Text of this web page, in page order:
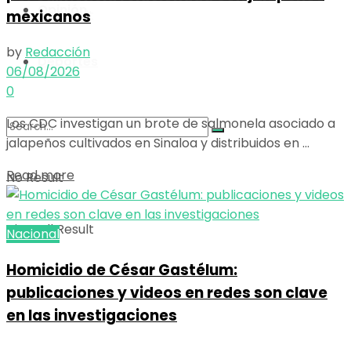
View All Result
Opinión
Deportes
No Result
View All Result
mexicanos
by Redacción
06/08/2026
0
Los CDC investigan un brote de salmonela asociado a
jalapeños cultivados en Sinaloa y distribuidos en ...
Read more
Nacional
Homicidio de César Gastélum:
publicaciones y videos en redes son clave
en las investigaciones